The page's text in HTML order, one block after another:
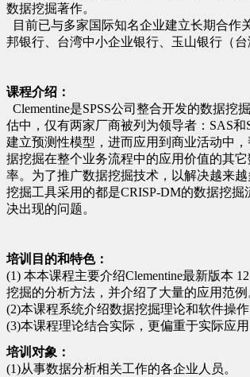
数据挖掘著作。
目前已与多家国际知名企业建立长期合作
邦银行、台湾中小企业银行、玉山银行（
课程介绍：
Clementine是SPSS公司整合开发的数据挖掘
估中，仅有两家厂商被列为领导者： SAS和
建立预测性模型，进而应用到商业活动中
据挖掘在整个业务流程中的应用价值的其它
率。为了推广数据挖掘技术，以解决越来越
挖掘工具采用的都是CRISP-DM的数据挖掘
决出现的问题。
培训目的和特色：
(1) 本本课程主要介绍Clementine最新版本
挖掘的分析方法，并介绍了大量的应用范例
(2)本课程系统介绍数据挖掘理论和软件操
(3)本课程理论结合实际，更偏重于实际应
培训对象：
(1)从事数据分析相关工作的各企业人员。